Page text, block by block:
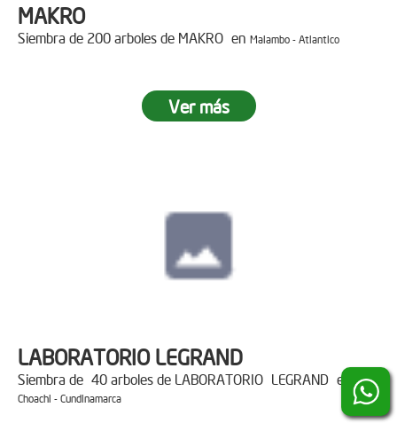
MAKRO
Siembra de 200 arboles de MAKRO en Malambo - Atlantico
Ver más
LABORATORIO LEGRAND
Siembra de 40 arboles de LABORATORIO LEGRAND en
Choachi - Cundinamarca